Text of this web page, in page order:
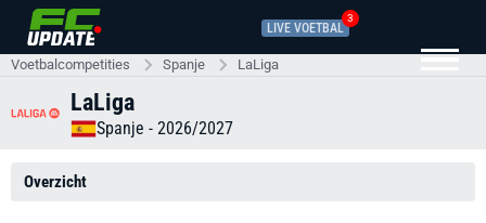
LIVE VOETBAL
3
Voetbalcompetities Spanje LaLiga
LaLiga
Spanje - 2026/2027
Overzicht